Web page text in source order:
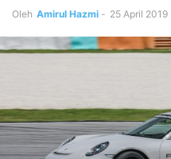
Oleh Amirul Hazmi - 25 April 2019